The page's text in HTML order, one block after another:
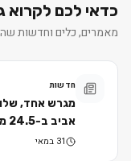
כדאי לכם לקרוא
מאמרים, כלים וחדשות
חדשות
מגרש אחד,
אביב ב-24.5 מיליון שקל
31 במאי